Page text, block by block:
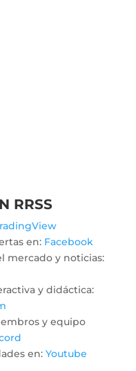
RRSS
en: Facebook
mercado y noticias:
y didáctica:
y equipo
en: Youtube